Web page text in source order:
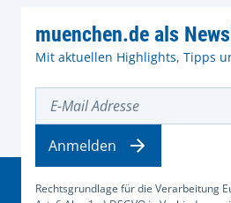
muenchen.de als
Mit aktuellen Highlights, Tipps
Rechtsgrundlage für die Verarbeitung
Anmelden